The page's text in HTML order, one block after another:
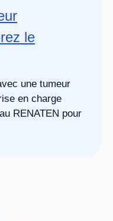
le
une tumeur
en charge
RENATEN pour